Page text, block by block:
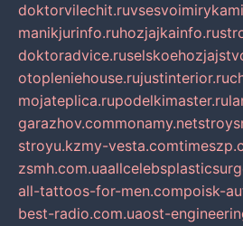
doktorvilechit.ru
manikjurinfo.ruhozjajkainfo.ru
doktoradvice.ru
otopleniehouse.rujustinterior.ru
mojateplica.rupodelkimaster.ru
garazhov.commonamy.net
stroyu.kzmy-vesta.com
zsmh.com.ua
all-tattoos-for-men.compoisk-
best-radio.com.uaost-